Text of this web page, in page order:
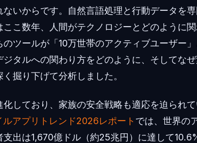
いからです。自然言語処理と行動データを
ここ数年、人間がテクノロジーとどのように
ツールが「10万世帯のアクティブユーザー
ジタルへの関わり方をどのように、そしてな
掘り下げて分析しました。
しており、家族の安全戦略も適応を迫られ
アプリトレンド2026レポート では、世界の
出は1,670億ドル（約25兆円）に達して